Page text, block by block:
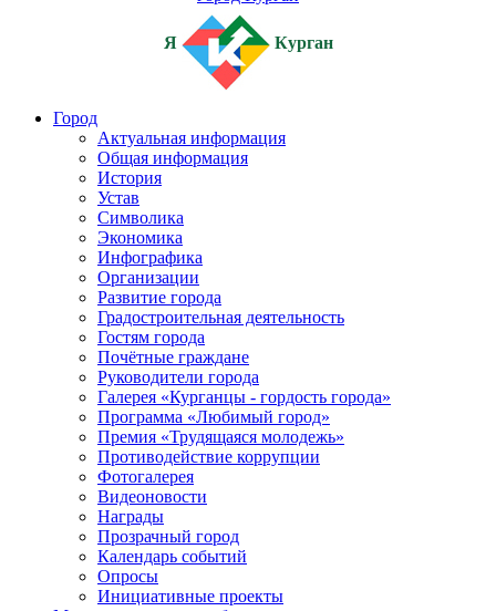
Я Курган
Город
Актуальная информация
Общая информация
История
Устав
Символика
Экономика
Инфографика
Организации
Развитие города
Градостроительная деятельность
Гостям города
Почётные граждане
Руководители города
Галерея «Курганцы - гордость города»
Программа «Любимый город»
Премия «Трудящаяся молодежь»
Противодействие коррупции
Фотогалерея
Видеоновости
Награды
Прозрачный город
Календарь событий
Опросы
Инициативные проекты